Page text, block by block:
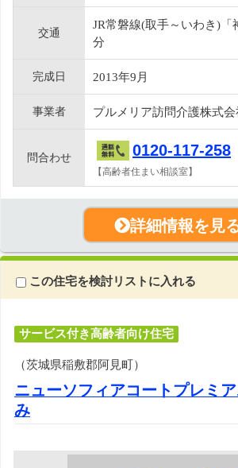
交通
JR常磐線(取手～いわき)
分
完成日 2013年9月
事業者 プルメリア訪問介護株式会
問合わせ 0120-117-258
【高齢者住まい相談室】
詳細情報を見
この住宅を検討リストに入れる
サービス付き高齢者向け住宅
（茨城県稲敷郡阿見町）
ニューソフィアコートプレミ
み